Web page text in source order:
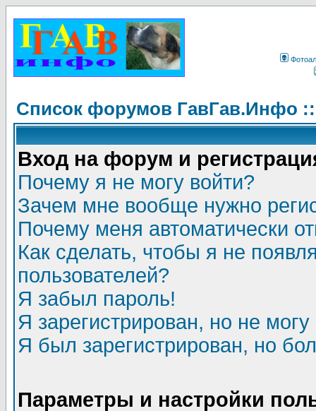
Список форумов ГавГав.Инфо
Вход на форум и
Почему я не могу войти?
Зачем мне вообще нужно
Почему меня автоматически
Как сделать, чтобы я не
пользователей?
Я забыл пароль!
Я зарегистрирован, но не могу
Я был зарегистрирован, но
Параметры и настройки